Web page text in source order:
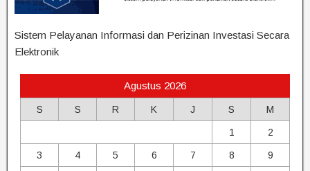
Sistem Pelayanan Informasi dan Perizinan Investasi Secara
Elektronik
Agustus 2026
S S R K J S M
1 2
3 4 5 6 7 8 9